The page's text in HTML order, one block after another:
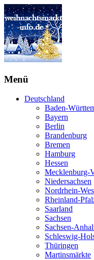
Menü
Deutschland
Baden-
Bayern
Berlin
Brandenburg
Bremen
Hamburg
Hessen
Mecklenburg-
Niedersachsen
Nordrhein-
Rheinland-
Saarland
Sachsen
Sachsen-
Schleswig-
Thüringen
Martinsmärkte